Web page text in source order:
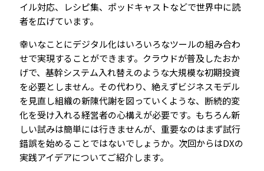
イル対応、レシピ集、ポッドキャストなどで世界中に読
者を広げています。
幸いなことにデジタル化はいろいろなツールの組み合わ
せで実現することができます。クラウドが普及したおか
げで、基幹システム入れ替えのような大規模な初期投資
を必要としません。その代わり、絶えずビジネスモデル
を見直し組織の新陳代謝を図っていくような、断続的変
化を受け入れる経営者の心構えが必要です。もちろん新
しい試みは簡単には行きませんが、重要なのはまず試行
錯誤を始めることではないでしょうか。次回からはDXの
実践アイデアについてご紹介します。